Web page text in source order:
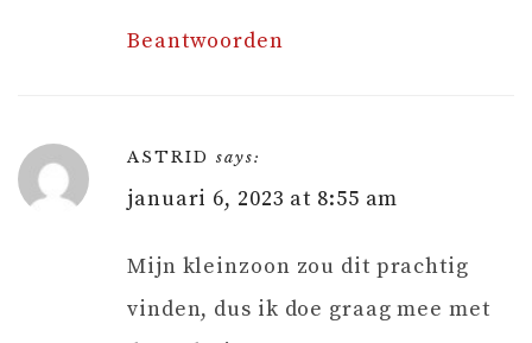
Beantwoorden
ASTRID says:
januari 6, 2023 at 8:55 am
Mijn kleinzoon zou dit prachtig
vinden, dus ik doe graag mee met